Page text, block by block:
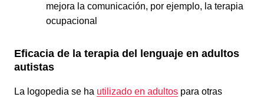
mejora la comunicación, por ejemplo, la terapia
ocupacional
Eficacia de la terapia del lenguaje en adultos
autistas
La logopedia se ha utilizado en adultos para otras